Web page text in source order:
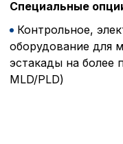
Специальные
Контрольное,
оборудование для
эстакады на более